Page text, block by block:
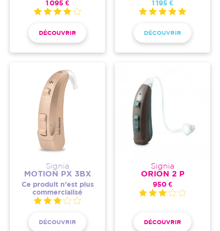
1 095 €
DÉCOUVRIR
1 195 €
DÉCOUVRIR
Signia
MOTION PX 3BX
Ce produit n’est plus
commercialisé
DÉCOUVRIR
Signia
ORION 2 P
950 €
DÉCOUVRIR